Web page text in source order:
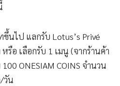
นไป แลกรับ Lotus’s Privé
รือ เลือกรับ 1 เมนู (จากร้านค้า
ONESIAM COINS จำนวน
วัน